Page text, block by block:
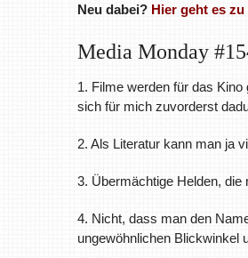
Neu dabei? Hier geht es
Media Monday
1. Filme werden für das
sich für mich zuvorderst
2. Als Literatur kann man ja
3. Übermächtige Helden, die
4. Nicht, dass man den
ungewöhnlichen Blickwinkel